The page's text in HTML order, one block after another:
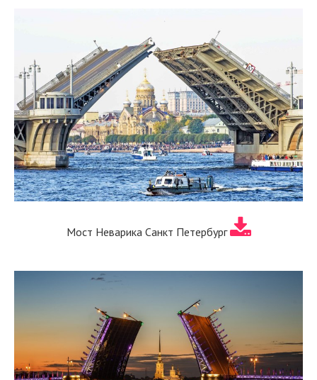
Мост Неварика Санкт Петербург